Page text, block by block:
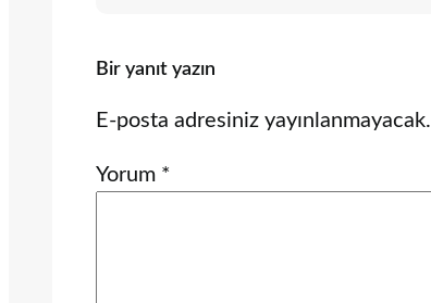
Bir yanıt yazın
E-posta adresiniz yayınlanmayacak.
Yorum *